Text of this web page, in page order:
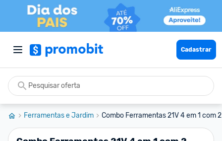
Cadastrar
Ferramentas e Jardim Combo Ferramentas 21V 4 em 1 com